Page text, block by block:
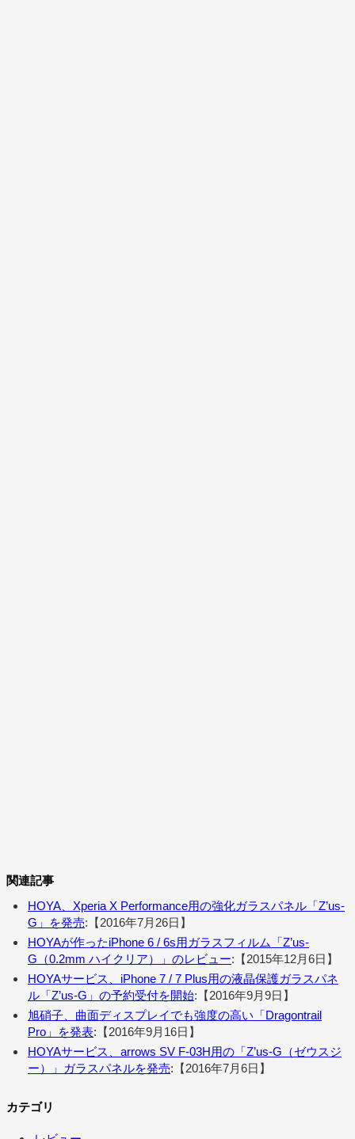
関連記事
HOYA、Xperia X Performance用の強化ガラスパネル「Z’us-
G」を発売:【2016年7月26日】
HOYAが作ったiPhone 6 / 6s用ガラスフィルム「Z’us-
G（0.2mm ハイクリア）」のレビュー:【2015年12月6日】
HOYAサービス、iPhone 7 / 7 Plus用の液晶保護ガラスパネ
ル「Z’us-G」の予約受付を開始:【2016年9月9日】
旭硝子、曲面ディスプレイでも強度の高い「Dragontrail
Pro」を発表:【2016年9月16日】
HOYAサービス、arrows SV F-03H用の「Z’us-G（ゼウスジ
ー）」ガラスパネルを発売:【2016年7月6日】
カテゴリ